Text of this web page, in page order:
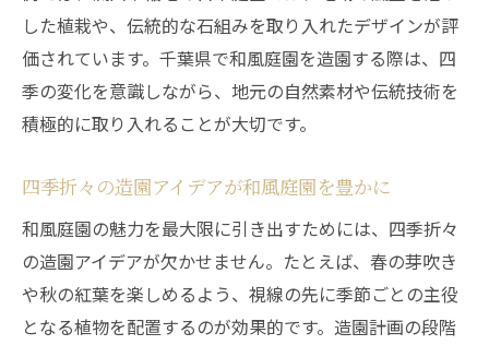
した植栽や、伝統的な石組みを取り入れたデザインが評
価されています。千葉県で和風庭園を造園する際は、四
季の変化を意識しながら、地元の自然素材や伝統技術を
積極的に取り入れることが大切です。
四季折々の造園アイデアが和風庭園を豊かに
和風庭園の魅力を最大限に引き出すためには、四季折々
の造園アイデアが欠かせません。たとえば、春の芽吹き
や秋の紅葉を楽しめるよう、視線の先に季節ごとの主役
となる植物を配置するのが効果的です。造園計画の段階